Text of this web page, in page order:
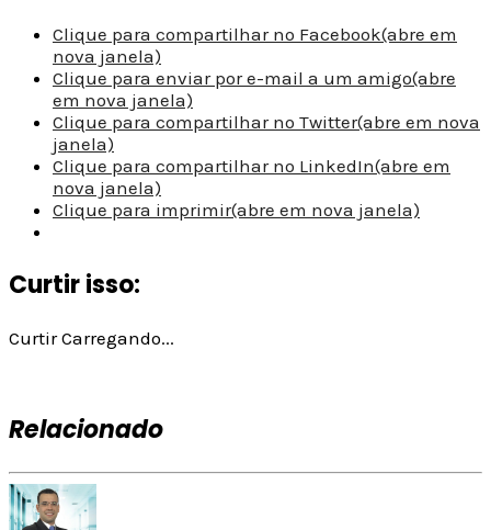
Clique para compartilhar no Facebook(abre em
nova janela)
Clique para enviar por e-mail a um amigo(abre
em nova janela)
Clique para compartilhar no Twitter(abre em nova
janela)
Clique para compartilhar no LinkedIn(abre em
nova janela)
Clique para imprimir(abre em nova janela)
Curtir isso:
Curtir Carregando...
Relacionado